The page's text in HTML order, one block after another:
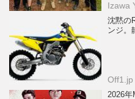
Izawa
沈黙の
ンジ。
Off1.jp
2026